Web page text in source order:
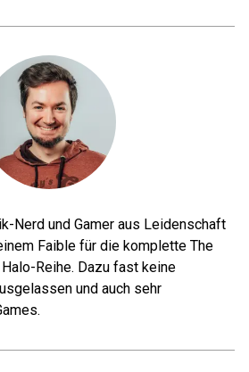
Nerd und Gamer aus Leidenschaft
Faible für die komplette The
Reihe. Dazu fast keine
und auch sehr